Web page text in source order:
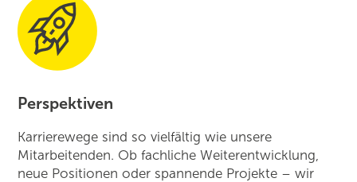
Perspektiven
Karrierewege sind so vielfältig wie unsere
Mitarbeitenden. Ob fachliche Weiter­entwicklung,
neue Positionen oder spannende Projekte – wir